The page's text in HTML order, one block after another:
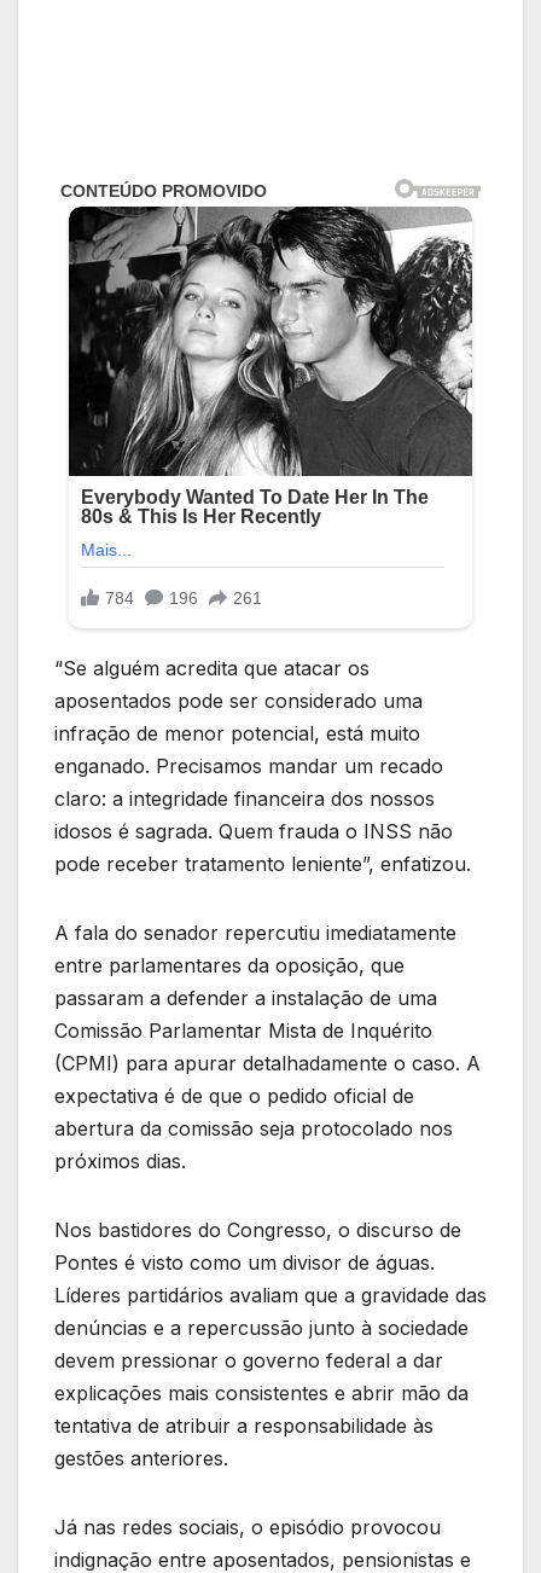
“Se alguém acredita que atacar os
aposentados pode ser considerado uma
infração de menor potencial, está muito
enganado. Precisamos mandar um recado
claro: a integridade financeira dos nossos
idosos é sagrada. Quem frauda o INSS não
pode receber tratamento leniente”, enfatizou.
A fala do senador repercutiu imediatamente
entre parlamentares da oposição, que
passaram a defender a instalação de uma
Comissão Parlamentar Mista de Inquérito
(CPMI) para apurar detalhadamente o caso. A
expectativa é de que o pedido oficial de
abertura da comissão seja protocolado nos
próximos dias.
Nos bastidores do Congresso, o discurso de
Pontes é visto como um divisor de águas.
Líderes partidários avaliam que a gravidade das
denúncias e a repercussão junto à sociedade
devem pressionar o governo federal a dar
explicações mais consistentes e abrir mão da
tentativa de atribuir a responsabilidade às
gestões anteriores.
Já nas redes sociais, o episódio provocou
indignação entre aposentados, pensionistas e